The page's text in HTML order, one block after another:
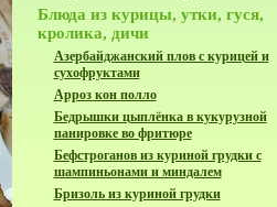
Блюда из курицы, утки, гуся,
кролика, дичи
Азербайджанский плов с курицей и
сухофруктами
Арроз кон полло
Бедрышки цыплёнка в кукурузной
панировке во фритюре
Бефстроганов из куриной грудки с
шампиньонами и миндалем
Бризоль из куриной грудки